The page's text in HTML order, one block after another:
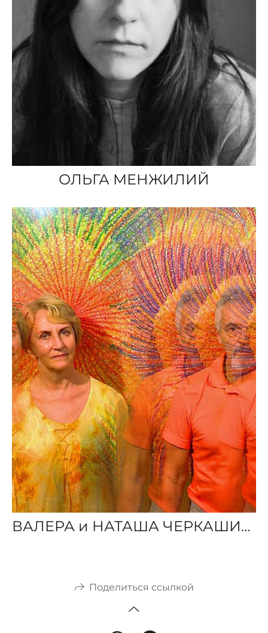
ОЛЬГА МЕНЖИЛИЙ
ВАЛЕРА и НАТАША ЧЕРКАШИНЫ
Поделиться ссылкой